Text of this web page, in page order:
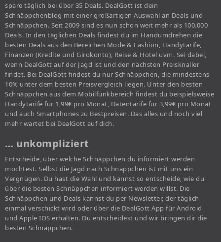
spare täglich bei über 35 Deals. DealGott ist dein
Schnäppchenblog mit einer großartigen Auswahl an Deals und
Schnäppchen. Seit 2009 sind es nun schon weit mehr als 100.000
Deals. In den täglichen Deals findest du im Handumdrehen die
besten Deals aus den Bereichen Mode & Fashion, Handytarife,
Finanzen (Kredite und Girokonto), Reise & Hotel uvm. Sei dabei,
wenn DealGott auf der Jagd ist und den nächsten Preisknaller
findet. Bei DealGott findest du nur Schnäppchen, die mindestens
10% unter dem besten Preisvergleich liegen. Unter den besten
Schnäppchen aus dem Mobilfunkbereich findest du beispielsweise
Handytarife für 1,99€ pro Monat, Datentarife für 3,99€ pro Monat
und auch Smartphones zu Bestpreisen. Das alles und noch viel
mehr wartet bei DealGott auf dich.
… unkompliziert
Entscheide, über welche Schnäppchen du informiert werden
möchtest. Selbst die Jagd nach Schnäppchen ist mit uns ein
Vergnügen. Du hast die Wahl und kannst so entscheide, wie du
über die besten Schnäppchen informiert werden willst. Die
Schnäppchen und Deals kannst du per Newsletter, der täglich
einmal verschickt wird oder über die DealGott App für Android
und Apple IOS erhalten. Du entscheidest und wir bringen dir die
besten Schnäppchen.